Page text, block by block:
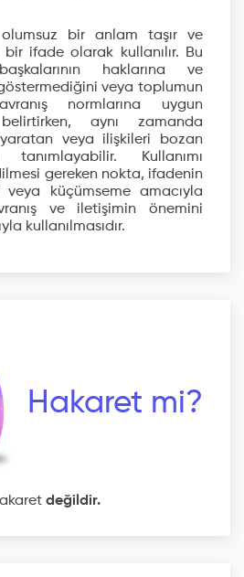
olumsuz bir anlam taşır ve
ifade olarak kullanılır. Bu
haklarına ve
veya toplumun
normlarına uygun
belirtirken, aynı zamanda
veya ilişkileri bozan
Kullanımı
gereken nokta, ifadenin
veya küçümseme amacıyla
ve iletişimin önemini
kullanılmasıdır.
Hakaret mi?
değildir.